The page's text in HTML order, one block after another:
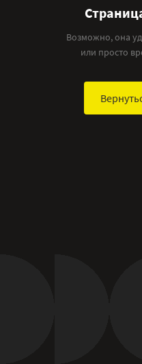
Возможно, она
или просто